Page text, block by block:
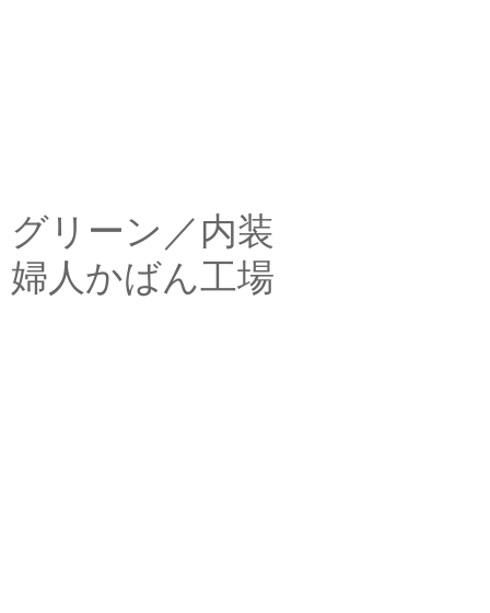
グリーン／内装
婦人かばん工場